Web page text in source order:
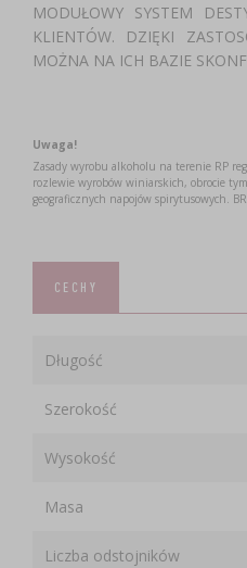
MODUŁOWY SYSTEM
KLIENTÓW. DZIĘKI
MOŻNA NA ICH BAZIE
Uwaga!
Zasady wyrobu alkoholu na terenie RP
rozlewie wyrobów winiarskich, obrocie
geograficznych napojów spirytusowych.
CECHY
Długość
Szerokość
Wysokość
Masa
Liczba odstojników